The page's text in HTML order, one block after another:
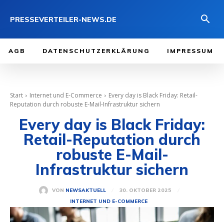
PRESSEVERTEILER-NEWS.DE
AGB DATENSCHUTZERKLÄRUNG IMPRESSUM
Start Internet und E-Commerce
Every day is Black Friday: Retail-
Reputation durch robuste E-Mail-Infrastruktur sichern
Every day is Black Friday:
Retail-Reputation durch
robuste E-Mail-
Infrastruktur sichern
VON NEWSAKTUELL
30. OKTOBER 2025
INTERNET UND E-COMMERCE